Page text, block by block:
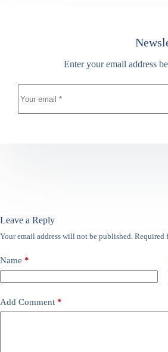
Enter your email address
Leave a Reply
Your email address will not be published. Required
Name *
Add Comment *